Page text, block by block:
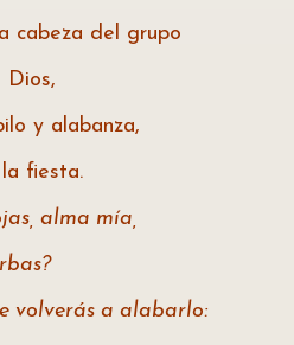
cabeza del grupo
y alabanza,
fiesta.
alma mía,
volverás a alabarlo: